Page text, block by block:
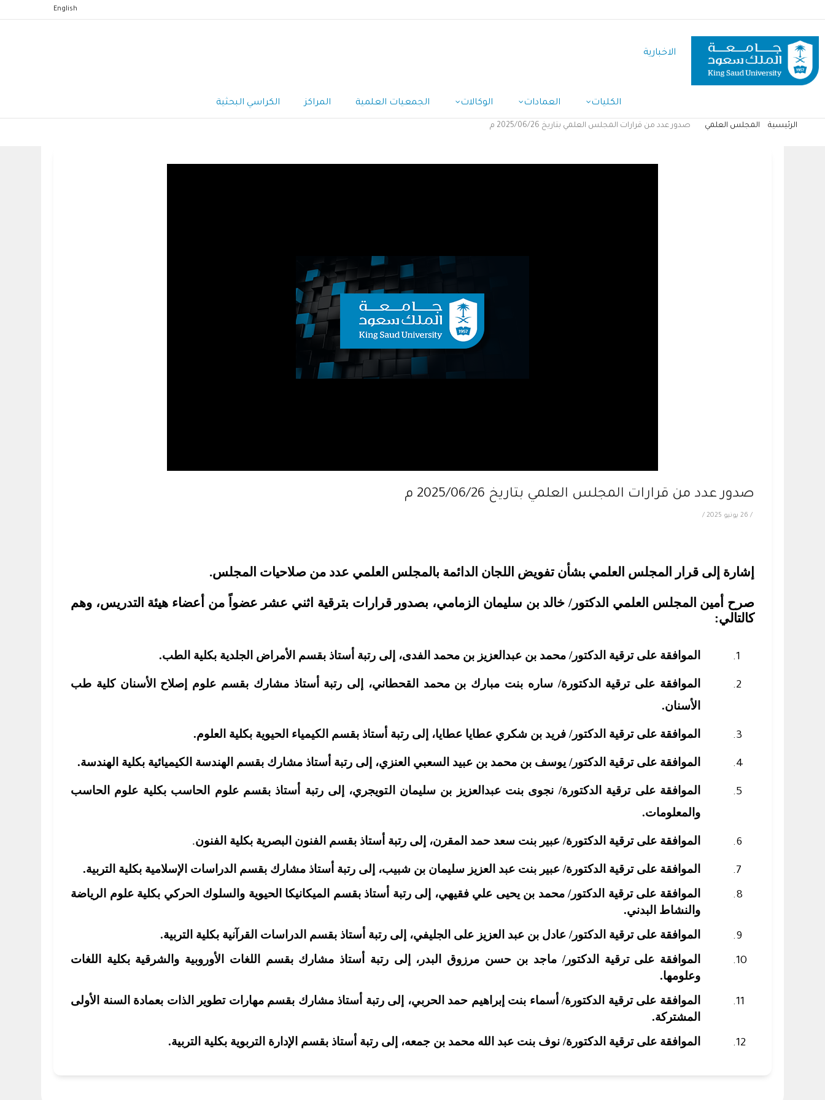
المحتوى
الرئيسي
English
الاخبارية
الكليات العمادات الوكالات الجمعيات العلمية المراكز الكراسي البحثية
الرئيسية المجلس العلمي صدور عدد من قرارات المجلس العلمي بتاريخ 2025/06/26 م
صدور عدد من قرارات المجلس العلمي بتاريخ 2025/06/26 م
/ 26 يونيو 2025 /
إشارة إلى قرار المجلس العلمي بشأن تفويض اللجان الدائمة بالمجلس العلمي عدد من صلاحيات المجلس.
صرح أمين المجلس العلمي الدكتور/ خالد بن سليمان الزمامي، بصدور قرارات بترقية اثني عشر عضواً من أعضاء هيئة التدريس، وهم
كالتالي:
الموافقة على ترقية الدكتور/ محمد بن عبدالعزيز بن محمد الفدى، إلى رتبة أستاذ بقسم الأمراض الجلدية بكلية الطب.
الموافقة على ترقية الدكتورة/ ساره بنت مبارك بن محمد القحطاني، إلى رتبة أستاذ مشارك بقسم علوم إصلاح الأسنان كلية طب
الأسنان.
الموافقة على ترقية الدكتور/ فريد بن شكري عطايا عطايا، إلى رتبة أستاذ بقسم الكيمياء الحيوية بكلية العلوم.
الموافقة على ترقية الدكتور/ يوسف بن محمد بن عبيد السعبي العنزي، إلى رتبة أستاذ مشارك بقسم الهندسة الكيميائية بكلية الهندسة.
الموافقة على ترقية الدكتورة/ نجوى بنت عبدالعزيز بن سليمان التويجري، إلى رتبة أستاذ بقسم علوم الحاسب بكلية علوم الحاسب
والمعلومات.
الموافقة على ترقية الدكتورة/ عبير بنت سعد حمد المقرن، إلى رتبة أستاذ بقسم الفنون البصرية بكلية الفنون.
الموافقة على ترقية الدكتورة/ عبير بنت عبد العزيز سليمان بن شبيب، إلى رتبة أستاذ مشارك بقسم الدراسات الإسلامية بكلية التربية.
الموافقة على ترقية الدكتور/ محمد بن يحيى علي فقيهي، إلى رتبة أستاذ بقسم الميكانيكا الحيوية والسلوك الحركي بكلية علوم الرياضة
والنشاط البدني.
الموافقة على ترقية الدكتور/ عادل بن عبد العزيز على الجليفي، إلى رتبة أستاذ بقسم الدراسات القرآنية بكلية التربية.
الموافقة على ترقية الدكتور/ ماجد بن حسن مرزوق البدر، إلى رتبة أستاذ مشارك بقسم اللغات الأوروبية والشرقية بكلية اللغات
وعلومها.
الموافقة على ترقية الدكتورة/ أسماء بنت إبراهيم حمد الحربي، إلى رتبة أستاذ مشارك بقسم مهارات تطوير الذات بعمادة السنة الأولى
المشتركة.
الموافقة على ترقية الدكتورة/ نوف بنت عبد الله محمد بن جمعه، إلى رتبة أستاذ بقسم الإدارة التربوية بكلية التربية.